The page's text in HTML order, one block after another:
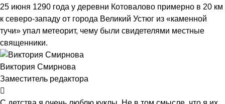
25 июня 1290 года у деревни Котовалово примерно в 20 км
к северо-западу от города Великий Устюг из «каменной
тучи» упал метеорит, чему были свидетелями местные
священники.
Виктория Смирнова
Заместитель редактора